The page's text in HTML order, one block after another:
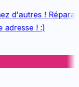
d'autres !
! :)